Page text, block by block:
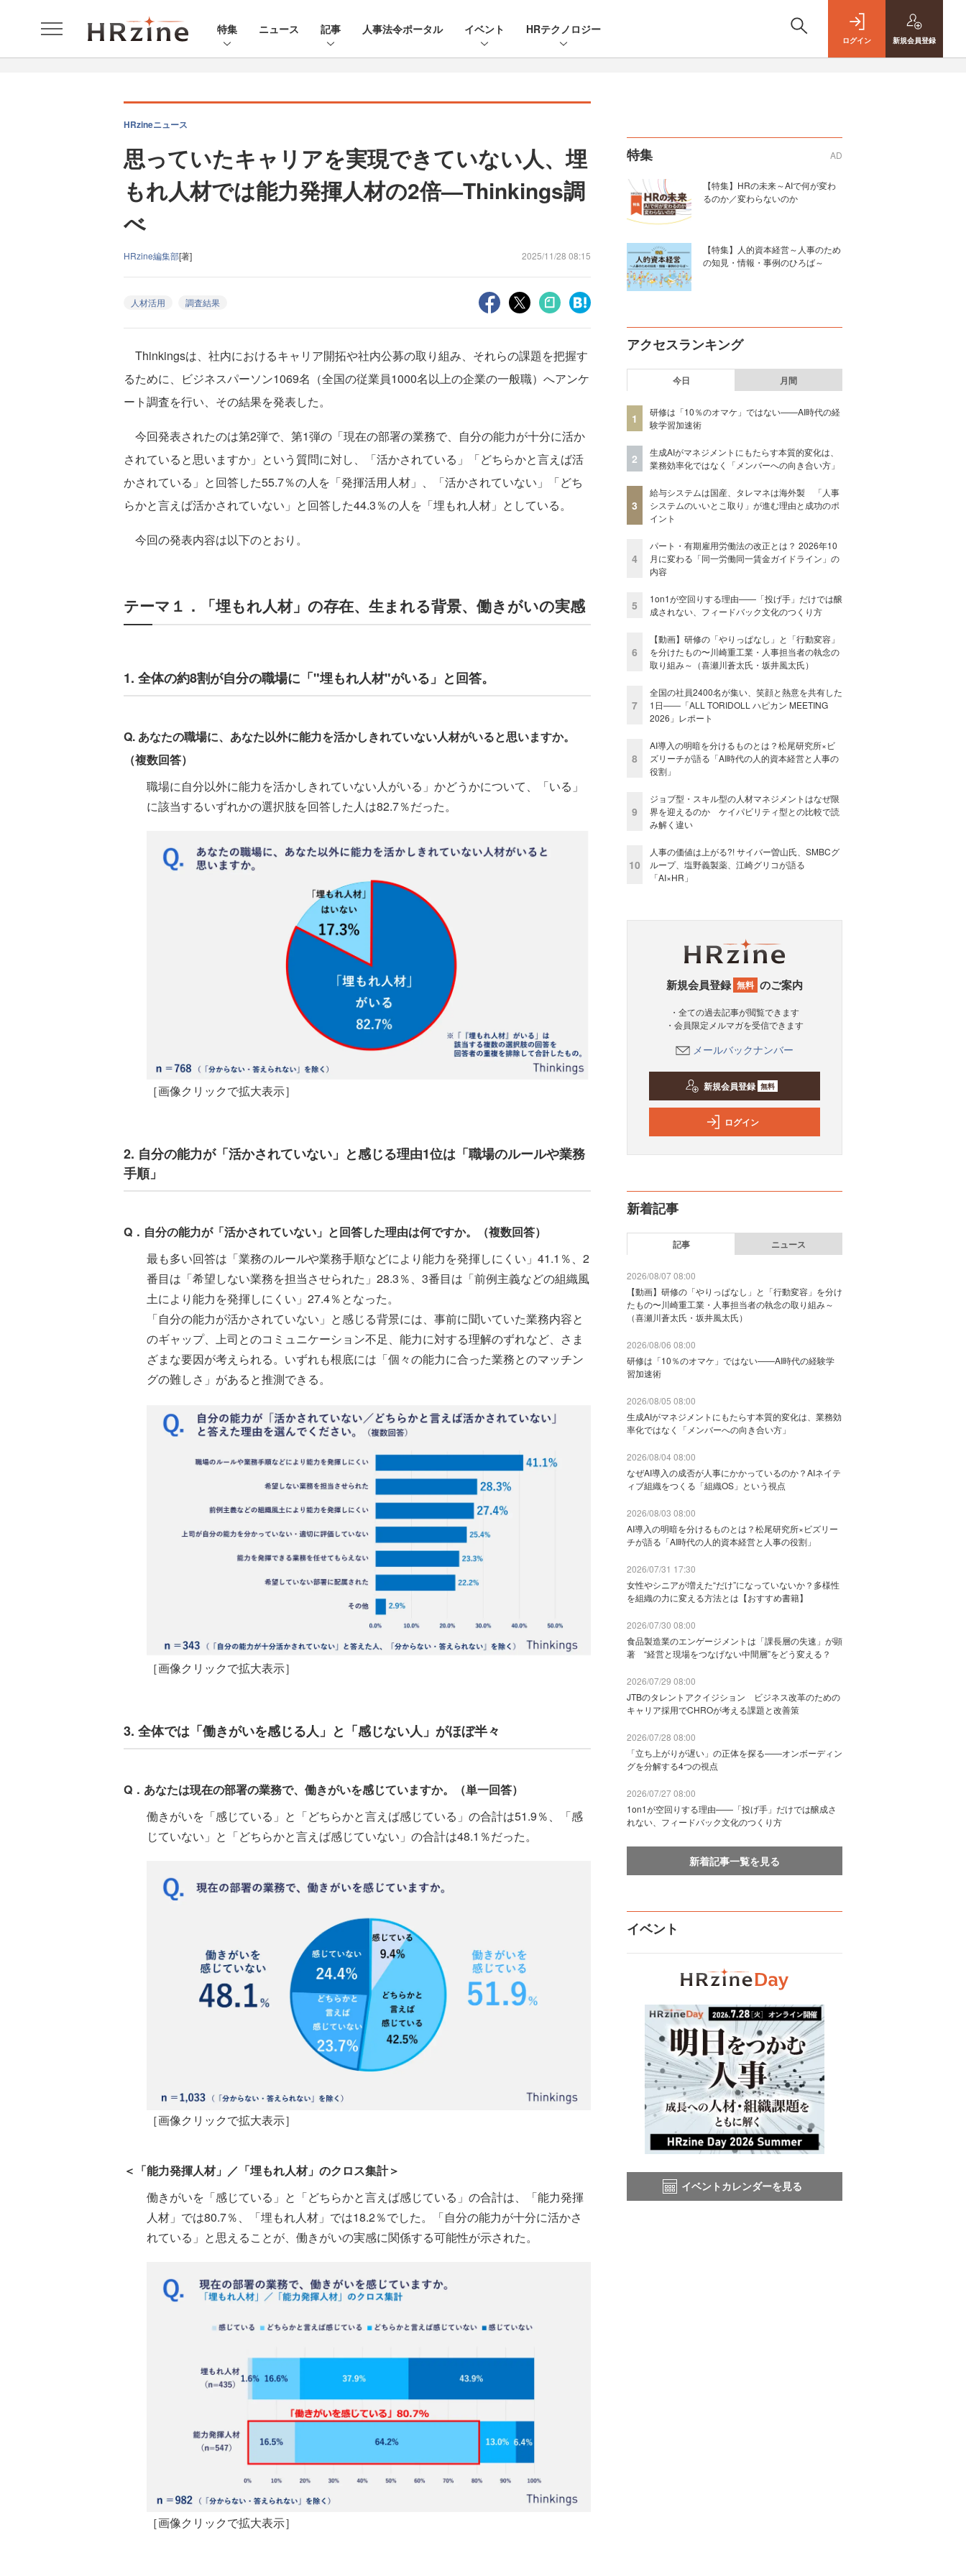
特集 ニュース 記事 人事法令ポータル イベント HRテクノロジー
ログイン 新規会員登録
HRzineニュース
思っていたキャリアを実現できていない人、埋
もれ人材では能力発揮人材の2倍—Thinkings調
べ
HRzine編集部[著] 2025/11/28 08:15
人材活用 調査結果
Thinkingsは、社内におけるキャリア開拓や社内公募の取り組み、それらの課題を把握す
るために、ビジネスパーソン1069名（全国の従業員1000名以上の企業の一般職）へアンケ
ート調査を行い、その結果を発表した。
今回発表されたのは第2弾で、第1弾の「現在の部署の業務で、自分の能力が十分に活か
されていると思いますか」という質問に対し、「活かされている」「どちらかと言えば活
かされている」と回答した55.7％の人を「発揮活用人材」、「活かされていない」「どち
らかと言えば活かされていない」と回答した44.3％の人を「埋もれ人材」としている。
今回の発表内容は以下のとおり。
テーマ１．「埋もれ人材」の存在、生まれる背景、働きがいの実感
1. 全体の約8割が自分の職場に「"埋もれ人材"がいる」と回答。
Q. あなたの職場に、あなた以外に能力を活かしきれていない人材がいると思いますか。
（複数回答）
職場に自分以外に能力を活かしきれていない人がいる」かどうかについて、「いる」
に該当するいずれかの選択肢を回答した人は82.7％だった。
［画像クリックで拡大表示］
2. 自分の能力が「活かされていない」と感じる理由1位は「職場のルールや業務
手順」
Q．自分の能力が「活かされていない」と回答した理由は何ですか。（複数回答）
最も多い回答は「業務のルールや業務手順などにより能力を発揮しにくい」41.1％、2
番目は「希望しない業務を担当させられた」28.3％、3番目は「前例主義などの組織風
土により能力を発揮しにくい」27.4％となった。
「自分の能力が活かされていない」と感じる背景には、事前に聞いていた業務内容と
のギャップ、上司とのコミュニケーション不足、能力に対する理解のずれなど、さま
ざまな要因が考えられる。いずれも根底には「個々の能力に合った業務とのマッチン
グの難しさ」があると推測できる。
［画像クリックで拡大表示］
3. 全体では「働きがいを感じる人」と「感じない人」がほぼ半々
Q．あなたは現在の部署の業務で、働きがいを感じていますか。（単一回答）
働きがいを「感じている」と「どちらかと言えば感じている」の合計は51.9％、「感
じていない」と「どちらかと言えば感じていない」の合計は48.1％だった。
［画像クリックで拡大表示］
＜「能力発揮人材」／「埋もれ人材」のクロス集計＞
働きがいを「感じている」と「どちらかと言えば感じている」の合計は、「能力発揮
人材」では80.7％、「埋もれ人材」では18.2％でした。「自分の能力が十分に活かさ
れている」と思えることが、働きがいの実感に関係する可能性が示された。
［画像クリックで拡大表示］
特集 AD
【特集】HRの未来～AIで何が変わ
るのか／変わらないのか
【特集】人的資本経営～人事のため
の知見・情報・事例のひろば～
アクセスランキング
今日 月間
1
研修は「10％のオマケ」ではない——AI時代の経
験学習加速術
2
生成AIがマネジメントにもたらす本質的変化は、
業務効率化ではなく「メンバーへの向き合い方」
3
給与システムは国産、タレマネは海外製 「人事
システムのいいとこ取り」が進む理由と成功のポ
イント
4
パート・有期雇用労働法の改正とは？ 2026年10
月に変わる「同一労働同一賃金ガイドライン」の
内容
5
1on1が空回りする理由——「投げ手」だけでは醸
成されない、フィードバック文化のつくり方
6
【動画】研修の「やりっぱなし」と「行動変容」
を分けたもの〜川崎重工業・人事担当者の執念の
取り組み～（喜瀬川蒼太氏・坂井風太氏）
7
全国の社員2400名が集い、笑顔と熱意を共有した
1日――「ALL TORIDOLL ハピカン MEETING
2026」レポート
8
AI導入の明暗を分けるものとは？松尾研究所×ビ
ズリーチが語る「AI時代の人的資本経営と人事の
役割」
9
ジョブ型・スキル型の人材マネジメントはなぜ限
界を迎えるのか ケイパビリティ型との比較で読
み解く違い
10
人事の価値は上がる?! サイバー曽山氏、SMBCグ
ループ、塩野義製薬、江崎グリコが語る
「AI×HR」
新規会員登録 無料 のご案内
・全ての過去記事が閲覧できます
・会員限定メルマガを受信できます
メールバックナンバー
新規会員登録 無料
ログイン
新着記事
記事 ニュース
2026/08/07 08:00
【動画】研修の「やりっぱなし」と「行動変容」を分け
たもの〜川崎重工業・人事担当者の執念の取り組み～
（喜瀬川蒼太氏・坂井風太氏）
2026/08/06 08:00
研修は「10％のオマケ」ではない——AI時代の経験学
習加速術
2026/08/05 08:00
生成AIがマネジメントにもたらす本質的変化は、業務効
率化ではなく「メンバーへの向き合い方」
2026/08/04 08:00
なぜAI導入の成否が人事にかかっているのか？AIネイテ
ィブ組織をつくる「組織OS」という視点
2026/08/03 08:00
AI導入の明暗を分けるものとは？松尾研究所×ビズリー
チが語る「AI時代の人的資本経営と人事の役割」
2026/07/31 17:30
女性やシニアが増えた“だけ”になっていないか？多様性
を組織の力に変える方法とは【おすすめ書籍】
2026/07/30 08:00
食品製造業のエンゲージメントは「課長層の失速」が顕
著 “経営と現場をつなげない中間層”をどう変える？
2026/07/29 08:00
JTBのタレントアクイジション ビジネス改革のための
キャリア採用でCHROが考える課題と改善策
2026/07/28 08:00
「立ち上がりが遅い」の正体を探る——オンボーディン
グを分解する4つの視点
2026/07/27 08:00
1on1が空回りする理由——「投げ手」だけでは醸成さ
れない、フィードバック文化のつくり方
新着記事一覧を見る
イベント
イベントカレンダーを見る